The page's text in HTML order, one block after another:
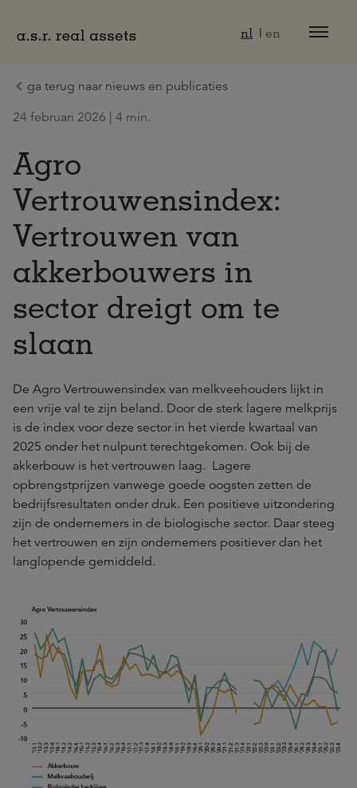
nl en
ga terug naar nieuws en publicaties
24 februari 2026 | 4 min.
Agro
Vertrouwensindex:
Vertrouwen van
akkerbouwers in
sector dreigt om te
slaan
De Agro Vertrouwensindex van melkveehouders lijkt in
een vrije val te zijn beland. Door de sterk lagere melkprijs
is de index voor deze sector in het vierde kwartaal van
2025 onder het nulpunt terechtgekomen. Ook bij de
akkerbouw is het vertrouwen laag. Lagere
opbrengstprijzen vanwege goede oogsten zetten de
bedrijfsresultaten onder druk. Een positieve uitzondering
zijn de ondernemers in de biologische sector. Daar steeg
het vertrouwen en zijn ondernemers positiever dan het
langlopende gemiddeld.